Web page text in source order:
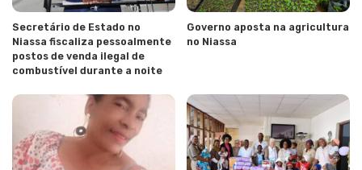
Secretário de Estado no
Niassa fiscaliza pessoalmente
postos de venda ilegal de
combustível durante a noite
Governo aposta na agricultura
no Niassa